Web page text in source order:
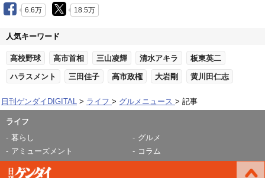
6.6万 18.5万
人気キーワード
高校野球 高市首相 三山凌輝 清水アキラ 板東英二
ハラスメント 三田佳子 高市政権 大岩剛 黄川田仁志
日刊ゲンダイDIGITAL ライフ グルメニュース 記事
ライフ
暮らし
グルメ
アミューズメント
コラム